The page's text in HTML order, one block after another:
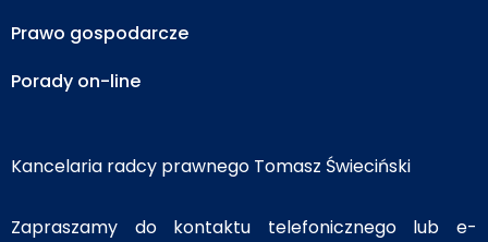
Prawo gospodarcze
Porady on-line
Kancelaria radcy prawnego Tomasz Świeciński
Zapraszamy do kontaktu telefonicznego lub e-